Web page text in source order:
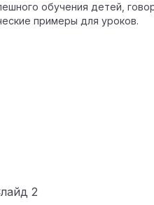
обучения детей,
примеры для уроков.
2